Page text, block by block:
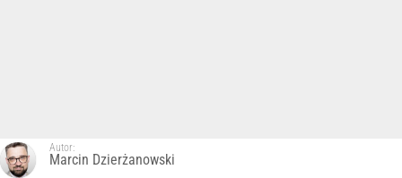
Autor:
Marcin Dzierżanowski